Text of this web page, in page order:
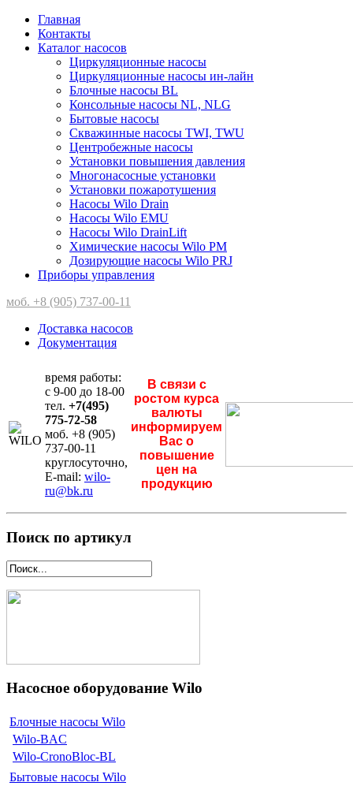
Главная
Контакты
Каталог насосов
Циркуляционные насосы
Циркуляционные насосы ин-лайн
Блочные насосы BL
Консольные насосы NL, NLG
Бытовые насосы
Скважинные насосы TWI, TWU
Центробежные насосы
Установки повышения давления
Многонасосные установки
Установки пожаротушения
Насосы Wilo Drain
Насосы Wilo EMU
Насосы Wilo DrainLift
Химические насосы Wilo PM
Дозирующие насосы Wilo PRJ
Приборы управления
моб. +8 (905) 737-00-11
Доставка насосов
Документация
время работы:
с 9-00 до 18-00
тел. +7(495)
775-72-58
моб. +8 (905)
737-00-11
круглосуточно,
E-mail: wilo-
ru@bk.ru
В связи с
ростом курса
валюты
информируем
Вас о
повышение
цен на
продукцию
Поиск по артикул
Насосное оборудование Wilo
Блочные насосы Wilo
Wilo-BAC
Wilo-CronoBloc-BL
Бытовые насосы Wilo